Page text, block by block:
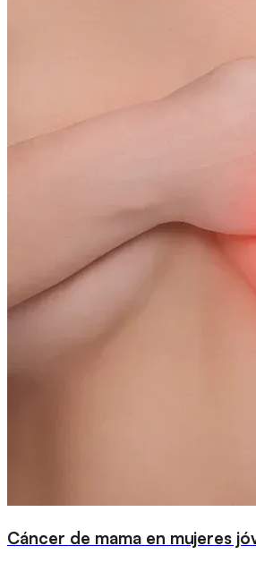
Cáncer de mama en mujeres